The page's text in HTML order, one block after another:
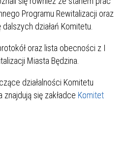
Programu Rewitalizacji oraz
działań Komitetu.
oraz lista obecności z I
Miasta Będzina.
działalności Komitetu
znajdują się zakładce Komitet